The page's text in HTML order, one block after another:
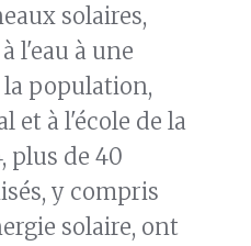
solaires,
l'eau à une
population,
et à l'école de la
plus de 40
y compris
solaire, ont